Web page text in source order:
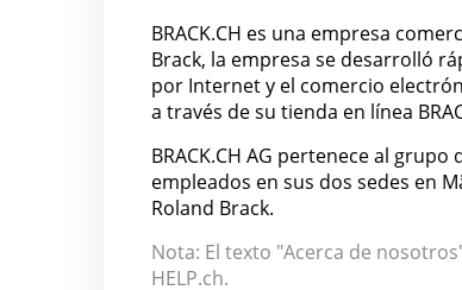
BRACK.CH es una empresa
Brack, la empresa se desarrolló
por Internet y el comercio
a través de su tienda en línea
BRACK.CH AG pertenece al
empleados en sus dos sedes en
Roland Brack.
Nota: El texto "Acerca de
HELP.ch.